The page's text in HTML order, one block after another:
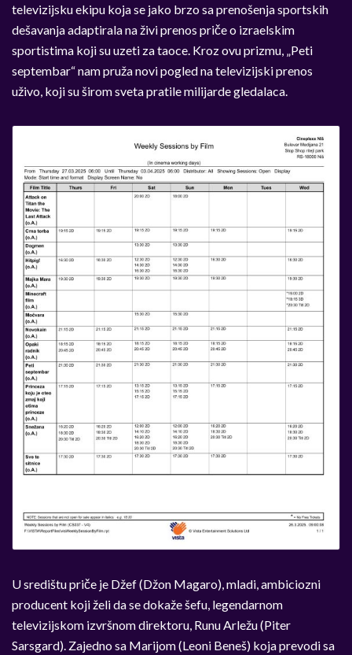
televizijsku ekipu koja se jako brzo sa prenošenja sportskih
dešavanja adaptirala na živi prenos priče o izraelskim
sportistima koji su uzeti za taoce. Kroz ovu prizmu, „Peti
septembar“ nam pruža novi pogled na televizijski prenos
uživo, koji su širom sveta pratile milijarde gledalaca.
U središtu priče je Džef (Džon Magaro), mladi, ambiciozni
producent koji želi da se dokaže šefu, legendarnom
televizijskom izvršnom direktoru, Runu Arležu (Piter
Sarsgard). Zajedno sa Marijom (Leoni Beneš) koja prevodi sa